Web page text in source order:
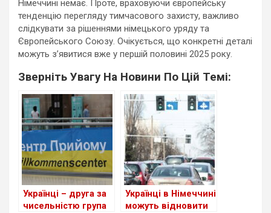
Німеччині немає. Проте, враховуючи європейську
тенденцію перегляду тимчасового захисту, важливо
слідкувати за рішеннями німецького уряду та
Європейського Союзу. Очікується, що конкретні деталі
можуть з’явитися вже у першій половині 2025 року.
Зверніть Увагу На Новини По Цій Темі:
Українці – друга за
чисельністю група
Українці в Німеччині
можуть відновити